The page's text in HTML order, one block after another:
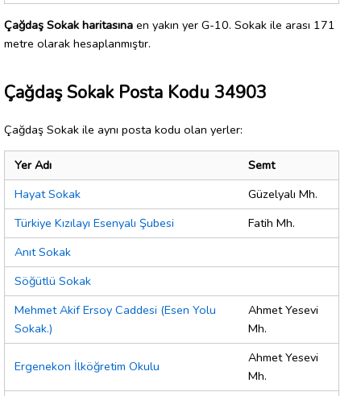
Çağdaş Sokak haritasına en yakın yer G-10. Sokak ile arası 171
metre olarak hesaplanmıştır.
Çağdaş Sokak Posta Kodu 34903
Çağdaş Sokak ile aynı posta kodu olan yerler:
Yer Adı
Semt
Hayat Sokak
Güzelyalı Mh.
Türkiye Kızılayı Esenyalı Şubesi
Fatih Mh.
Anıt Sokak
Söğütlü Sokak
Mehmet Akif Ersoy Caddesi (Esen Yolu
Sokak.)
Ahmet Yesevi
Mh.
Ergenekon İlköğretim Okulu
Ahmet Yesevi
Mh.